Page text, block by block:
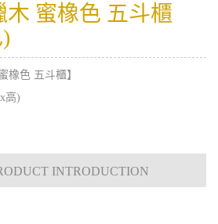
木 蜜橡色 五斗櫃
橡色 五斗櫃】
高)
INTRODUCTION